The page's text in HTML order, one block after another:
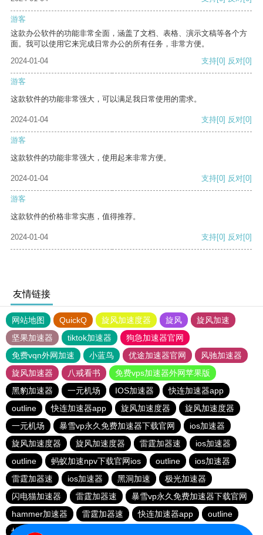
游客
这款办公软件的功能非常全面，涵盖了文档、表格、演示文稿等各个方
面。我可以使用它来完成日常办公的所有任务，非常方便。
2024-01-04
支持[0] 反对[0]
游客
这款软件的功能非常强大，可以满足我日常使用的需求。
2024-01-04 支持[0] 反对[0]
游客
这款软件的功能非常强大，使用起来非常方便。
2024-01-04 支持[0] 反对[0]
游客
这款软件的价格非常实惠，值得推荐。
2024-01-04 支持[0] 反对[0]
友情链接
网站地图 QuickQ 旋风加速度器 旋风
旋风加速
坚果加速器
tiktok加速器
狗急加速器官网
免费vqn外网加速
小蓝鸟 优途加速器官网
风驰加速器
旋风加速器
八戒看书
免费vps加速器外网苹果版
黑豹加速器
一元机场 IOS加速器
快连加速器app
outline
快连加速器app 旋风加速度器
旋风加速度器
一元机场
暴雪vp永久免费加速器下载官网
ios加速器
旋风加速度器
旋风加速度器 雷霆加器速
ios加速器
outline
蚂蚁加速npv下载官网ios outline
ios加速器
雷霆加器速
ios加速器 黑洞加速
极光加速器
闪电猫加速器
雷霆加器速
暴雪vp永久免费加速器下载官网
hammer加速器
雷霆加器速 快连加速器app
outline
快连加速器app